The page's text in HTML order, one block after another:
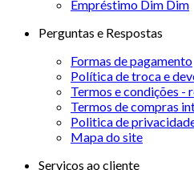
Empréstimo Dim Dim
Perguntas e Respostas
Formas de pagamento
Política de troca e
Termos e condições -
Termos de compras
Politica de
Mapa do site
Serviços ao cliente